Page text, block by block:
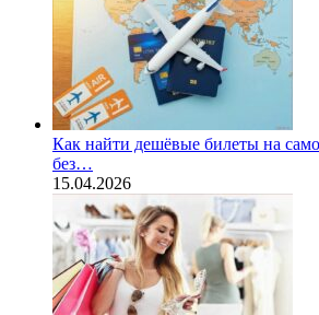
Как найти дешёвые билеты на
без…
15.04.2026